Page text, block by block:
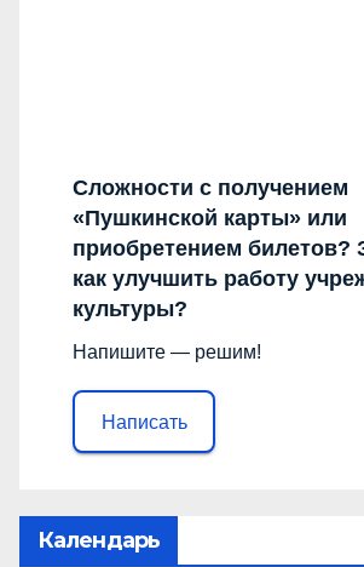
Сложности с получением
«Пушкинской карты» или
приобретением билетов?
как улучшить работу
культуры?
Напишите — решим!
Написать
Календарь